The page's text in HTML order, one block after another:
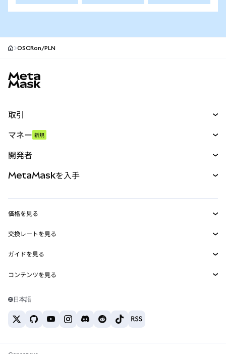
OSCRon/PLN
取引
パーペチュアル
RWA
マネー 新規
開発者
MetaMask Connect
Snaps
Web3サービス
MetaMaskを入手
セキュリティ
サポート
キャリア
お問い合わせ
価格を見る
イーサリアムの価格
Solanaの価格
Tetherの価格
交換レートを見る
ETH→USD
USDT→INR
BTC→INR
ETH→USDT
ガイドを見る
ETHの購入
USDTの購入
コンテンツを見る
Solanaウォレット
日本語